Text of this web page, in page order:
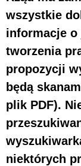
wszystkie
informacje o
tworzenia
propozycji
będą
plik PDF).
niektórych